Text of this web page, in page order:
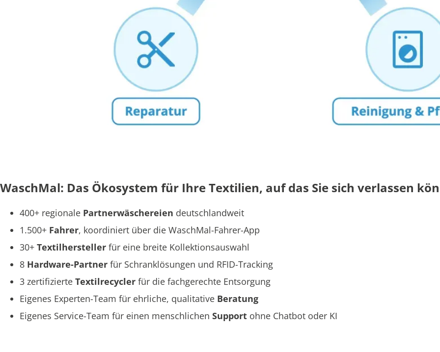
WaschMal: Das Ökosystem für Ihre Textilien, auf das Sie sich verlassen
400+ regionale Partnerwäschereien deutschlandweit
1.500+ Fahrer, koordiniert über die WaschMal-Fahrer-App
30+ Textilhersteller für eine breite Kollektionsauswahl
8 Hardware-Partner für Schranklösungen und RFID-Tracking
3 zertifizierte Textilrecycler für die fachgerechte Entsorgung
Eigenes Experten-Team für ehrliche, qualitative Beratung
Eigenes Service-Team für einen menschlichen Support ohne Chatbot oder KI